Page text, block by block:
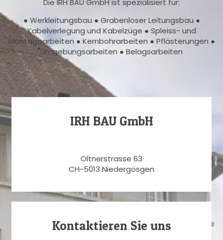
● Werkleitungsbau ● Grabenloser Leitungsbau ●
Kabelverlegung und Kabelzüge ● Spleiss- und
Montagearbeiten ● Kernbohrarbeiten ● Pflästerungen ●
Umgebungsarbeiten ● Belagsarbeiten
IRH BAU GmbH
Oltnerstrasse 63
CH-5013 Niedergösgen
Kontaktieren Sie uns